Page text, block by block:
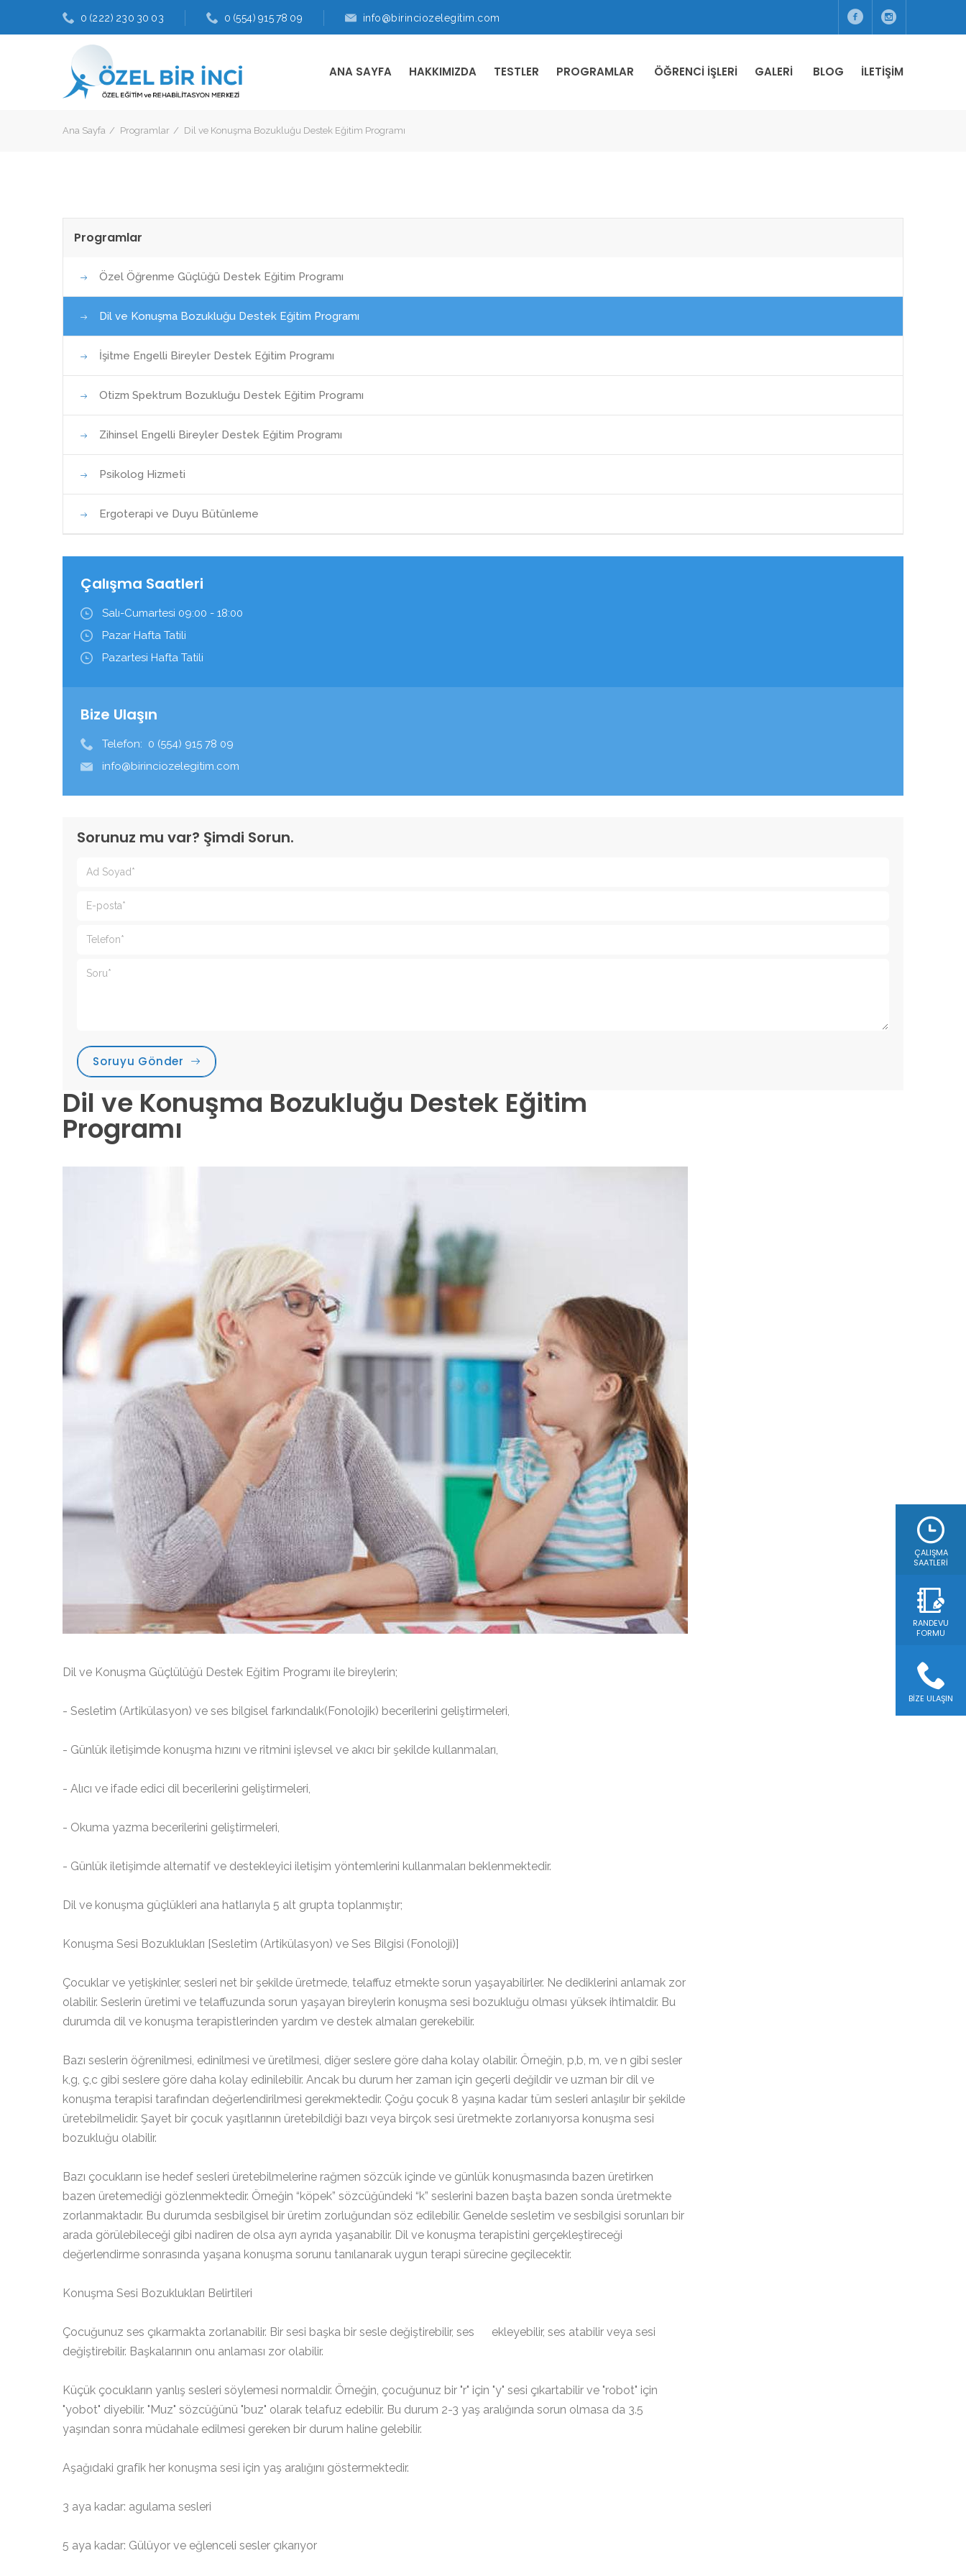
0 (222) 230 30 03 0 (554) 915 78 09 info@birinciozelegitim.com
ANA SAYFA HAKKIMIZDA TESTLER PROGRAMLAR ÖĞRENCI İŞLERI GALERI BLOG İLETIŞIM
ÇALIŞMA
SAATLERI
RANDEVU
FORMU
BIZE ULAŞIN
Ana Sayfa Programlar Dil ve Konuşma Bozukluğu Destek Eğitim Programı
Programlar
Özel Öğrenme Güçlüğü Destek Eğitim Programı
Dil ve Konuşma Bozukluğu Destek Eğitim Programı
İşitme Engelli Bireyler Destek Eğitim Programı
Otizm Spektrum Bozukluğu Destek Eğitim Programı
Zihinsel Engelli Bireyler Destek Eğitim Programı
Psikolog Hizmeti
Ergoterapi ve Duyu Bütünleme
Çalışma Saatleri
Salı-Cumartesi 09:00 - 18:00
Pazar Hafta Tatili
Pazartesi Hafta Tatili
Bize Ulaşın
Telefon: 0 (554) 915 78 09
info@birinciozelegitim.com
Sorunuz mu var? Şimdi Sorun.
Soruyu Gönder
Dil ve Konuşma Bozukluğu Destek Eğitim
Programı
Dil ve Konuşma Güçlülüğü Destek Eğitim Programı ile bireylerin;
- Sesletim (Artikülasyon) ve ses bilgisel farkındalık(Fonolojik) becerilerini geliştirmeleri,
- Günlük iletişimde konuşma hızını ve ritmini işlevsel ve akıcı bir şekilde kullanmaları,
- Alıcı ve ifade edici dil becerilerini geliştirmeleri,
- Okuma yazma becerilerini geliştirmeleri,
- Günlük iletişimde alternatif ve destekleyici iletişim yöntemlerini kullanmaları beklenmektedir.
Dil ve konuşma güçlükleri ana hatlarıyla 5 alt grupta toplanmıştır;
Konuşma Sesi Bozuklukları [Sesletim (Artikülasyon) ve Ses Bilgisi (Fonoloji)]
Çocuklar ve yetişkinler, sesleri net bir şekilde üretmede, telaffuz etmekte sorun yaşayabilirler. Ne dediklerini anlamak zor
olabilir. Seslerin üretimi ve telaffuzunda sorun yaşayan bireylerin konuşma sesi bozukluğu olması yüksek ihtimaldir. Bu
durumda dil ve konuşma terapistlerinden yardım ve destek almaları gerekebilir.
Bazı seslerin öğrenilmesi, edinilmesi ve üretilmesi, diğer seslere göre daha kolay olabilir. Örneğin, p,b, m, ve n gibi sesler
k,g, ç,c gibi seslere göre daha kolay edinilebilir. Ancak bu durum her zaman için geçerli değildir ve uzman bir dil ve
konuşma terapisi tarafından değerlendirilmesi gerekmektedir. Çoğu çocuk 8 yaşına kadar tüm sesleri anlaşılır bir şekilde
üretebilmelidir. Şayet bir çocuk yaşıtlarının üretebildiği bazı veya birçok sesi üretmekte zorlanıyorsa konuşma sesi
bozukluğu olabilir.
Bazı çocukların ise hedef sesleri üretebilmelerine rağmen sözcük içinde ve günlük konuşmasında bazen üretirken
bazen üretemediği gözlenmektedir. Örneğin “köpek” sözcüğündeki “k” seslerini bazen başta bazen sonda üretmekte
zorlanmaktadır. Bu durumda sesbilgisel bir üretim zorluğundan söz edilebilir. Genelde sesletim ve sesbilgisi sorunları bir
arada görülebileceği gibi nadiren de olsa ayrı ayrıda yaşanabilir. Dil ve konuşma terapistini gerçekleştireceği
değerlendirme sonrasında yaşana konuşma sorunu tanılanarak uygun terapi sürecine geçilecektir.
Konuşma Sesi Bozuklukları Belirtileri
Çocuğunuz ses çıkarmakta zorlanabilir. Bir sesi başka bir sesle değiştirebilir, ses ekleyebilir, ses atabilir veya sesi
değiştirebilir. Başkalarının onu anlaması zor olabilir.
Küçük çocukların yanlış sesleri söylemesi normaldir. Örneğin, çocuğunuz bir "r" için "y" sesi çıkartabilir ve "robot" için
"yobot" diyebilir. "Muz" sözcüğünü "buz" olarak telafuz edebilir. Bu durum 2-3 yaş aralığında sorun olmasa da 3.5
yaşından sonra müdahale edilmesi gereken bir durum haline gelebilir.
Aşağıdaki grafik her konuşma sesi için yaş aralığını göstermektedir.
3 aya kadar: agulama sesleri
5 aya kadar: Gülüyor ve eğlenceli sesler çıkarıyor